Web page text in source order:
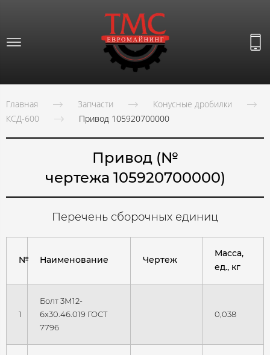
Главная Запчасти
Конусные дробилки
КСД-600
Привод 105920700000
Привод (№
чертежа 105920700000)
Перечень сборочных единиц
№ Наименование Чертеж
Масса,
ед., кг
1
Болт 3М12-
6х30.46.019 ГОСТ
7796
0,038